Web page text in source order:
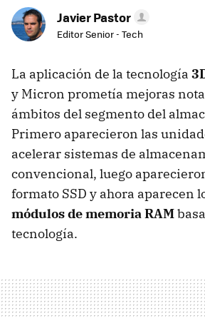
Javier Pastor
Editor Senior - Tech
La aplicación de la tecnología
y Micron prometía mejoras
ámbitos del segmento del
Primero aparecieron las
acelerar sistemas de
convencional, luego
formato SSD y ahora aparecen
módulos de memoria RAM
tecnología.